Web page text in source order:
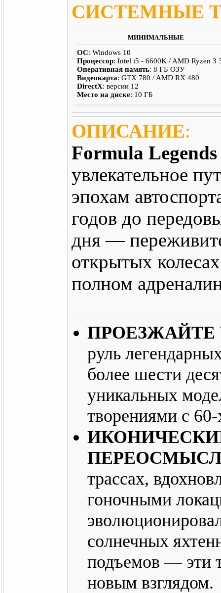
СИСТЕМНЫЕ
МИНИМАЛЬНЫЕ
ОС: Windows 10
Процессор: Intel i5 - 6600K / AMD Ryzen 3
Оперативная память: 8 ГБ ОЗУ
Видеокарта: GTX 780 / AMD RX 480
DirectX: версии 12
Место на диске: 10 ГБ
ОПИСАНИЕ:
Formula Legends
увлекательное
эпохам
годов до
дня —
открытых
полном
ПРОЕЗЖАЙТЕ
руль
более шести
уникальных
творениями с
трассах,
гоночными
солнечных
подъемов — эти
новым взглядом.